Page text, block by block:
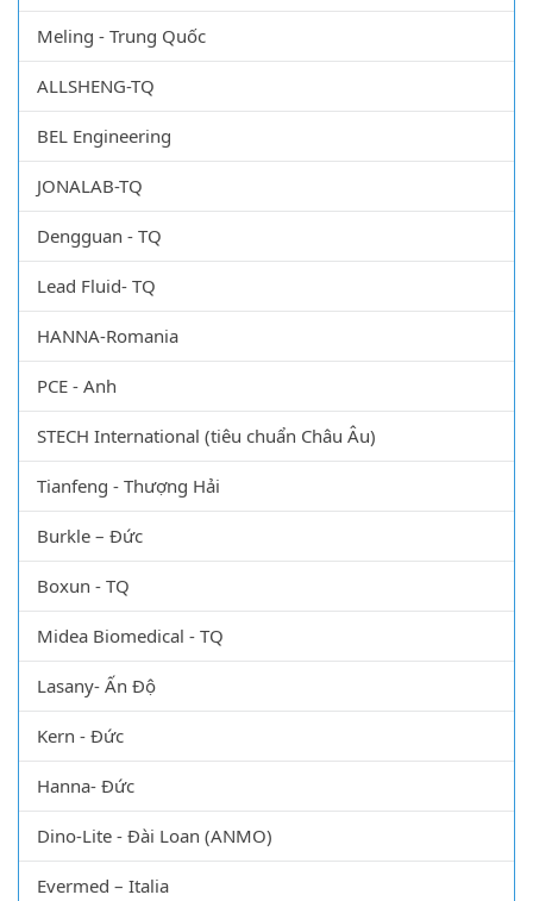
Meling - Trung Quốc
ALLSHENG-TQ
BEL Engineering
JONALAB-TQ
Dengguan - TQ
Lead Fluid- TQ
HANNA-Romania
PCE - Anh
STECH International (tiêu chuẩn Châu Âu)
Tianfeng - Thượng Hải
Burkle – Đức
Boxun - TQ
Midea Biomedical - TQ
Lasany- Ấn Độ
Kern - Đức
Hanna- Đức
Dino-Lite - Đài Loan (ANMO)
Evermed – Italia